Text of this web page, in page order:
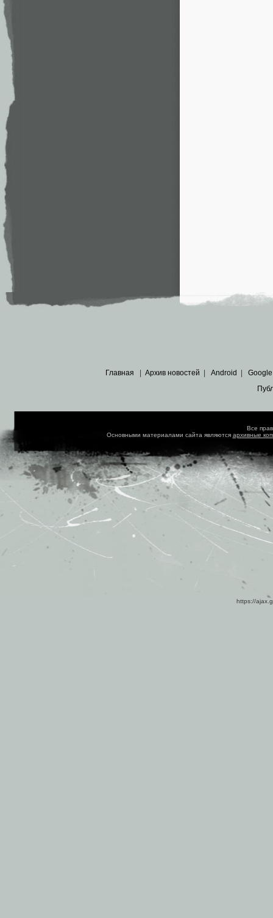
Главная Архив новостей Android Google
Все
Основными материалами сайта являются архивные
https://